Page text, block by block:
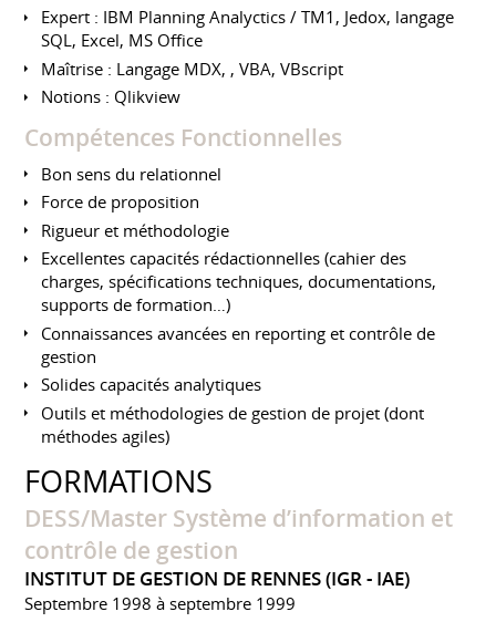
Expert : IBM Planning Analyctics / TM1, Jedox, langage
SQL, Excel, MS Office
Maîtrise : Langage MDX, , VBA, VBscript
Notions : Qlikview
Compétences Fonctionnelles
Bon sens du relationnel
Force de proposition
Rigueur et méthodologie
Excellentes capacités rédactionnelles (cahier des
charges, spécifications techniques, documentations,
supports de formation…)
Connaissances avancées en reporting et contrôle de
gestion
Solides capacités analytiques
Outils et méthodologies de gestion de projet (dont
méthodes agiles)
FORMATIONS
DESS/Master Système d’information et
contrôle de gestion
INSTITUT DE GESTION DE RENNES (IGR - IAE)
Septembre 1998 à septembre 1999